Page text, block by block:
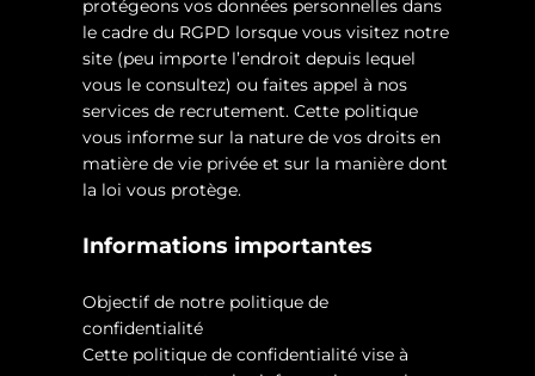
protégeons vos données personnelles dans
le cadre du RGPD lorsque vous visitez notre
site (peu importe l’endroit depuis lequel
vous le consultez) ou faites appel à nos
services de recrutement. Cette politique
vous informe sur la nature de vos droits en
matière de vie privée et sur la manière dont
la loi vous protège.
Informations importantes
Objectif de notre politique de
confidentialité
Cette politique de confidentialité vise à